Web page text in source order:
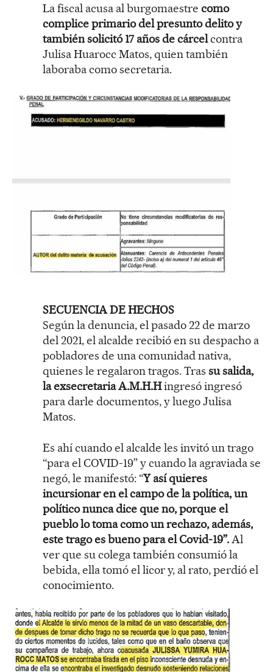
La fiscal acusa al burgomaestre como
complice primario del presunto delito y
también solicitó 17 años de cárcelcontra
Julisa Huarocc Matos, quien también
laboraba como secretaria.
SECUENCIA DE HECHOS
Según la denuncia, el pasado 22 de marzo
del 2021, el alcalde recibió en su despacho a
pobladores de una comunidad nativa,
quienes le regalaron tragos. Tras su salida,
la exsecretaria A.M.H.Hingresó ingresó
para darle documentos, y luego Julisa
Matos.
Es ahí cuando el alcalde les invitó un trago
“para el COVID-19” y cuando la agraviada se
negó, le manifestó: “Y así quieres
incursionar en el campo de la política, un
político nunca dice que no, porque el
pueblo lo toma como un rechazo, además,
este trago es bueno para el Covid-19”.Al
ver que su colega también consumió la
bebida, ella tomó el licor y, al rato, perdió el
conocimiento.